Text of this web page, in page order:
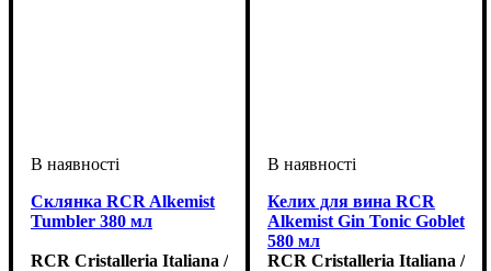
Склянка RCR Alkemist
Tumbler 380 мл
RCR Cristalleria Italiana / Італія
Келих для вина RCR
Alkemist Gin Tonic Goblet
580 мл
RCR Cristalleria Italiana /